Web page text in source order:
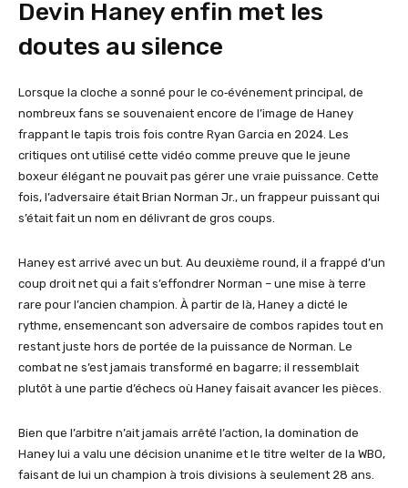
Devin Haney enfin met les
doutes au silence
Lorsque la cloche a sonné pour le co‑événement principal, de
nombreux fans se souvenaient encore de l’image de Haney
frappant le tapis trois fois contre Ryan Garcia en 2024. Les
critiques ont utilisé cette vidéo comme preuve que le jeune
boxeur élégant ne pouvait pas gérer une vraie puissance. Cette
fois, l’adversaire était Brian Norman Jr., un frappeur puissant qui
s’était fait un nom en délivrant de gros coups.
Haney est arrivé avec un but. Au deuxième round, il a frappé d’un
coup droit net qui a fait s’effondrer Norman – une mise à terre
rare pour l’ancien champion. À partir de là, Haney a dicté le
rythme, ensemencant son adversaire de combos rapides tout en
restant juste hors de portée de la puissance de Norman. Le
combat ne s’est jamais transformé en bagarre; il ressemblait
plutôt à une partie d’échecs où Haney faisait avancer les pièces.
Bien que l’arbitre n’ait jamais arrêté l’action, la domination de
Haney lui a valu une décision unanime et le titre welter de la WBO,
faisant de lui un champion à trois divisions à seulement 28 ans.